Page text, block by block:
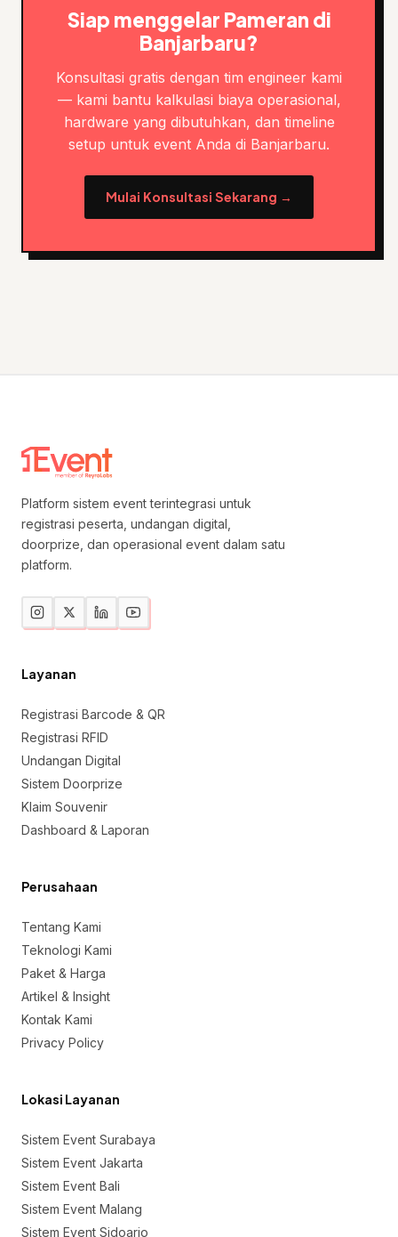
Siap menggelar Pameran di
Banjarbaru?
Konsultasi gratis dengan tim engineer kami
— kami bantu kalkulasi biaya operasional,
hardware yang dibutuhkan, dan timeline
setup untuk event Anda di Banjarbaru.
Mulai Konsultasi Sekarang →
Platform sistem event terintegrasi untuk
registrasi peserta, undangan digital,
doorprize, dan operasional event dalam satu
platform.
Layanan
Registrasi Barcode & QR
Registrasi RFID
Undangan Digital
Sistem Doorprize
Klaim Souvenir
Dashboard & Laporan
Perusahaan
Tentang Kami
Teknologi Kami
Paket & Harga
Artikel & Insight
Kontak Kami
Privacy Policy
Lokasi Layanan
Sistem Event Surabaya
Sistem Event Jakarta
Sistem Event Bali
Sistem Event Malang
Sistem Event Sidoarjo